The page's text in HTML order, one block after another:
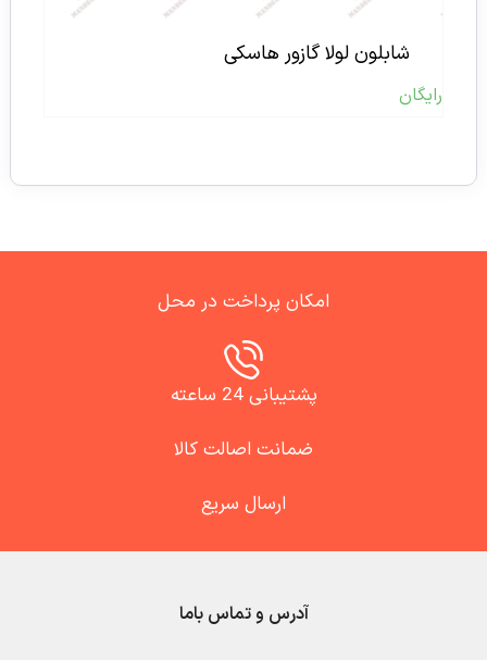
شابلون لولا گازور هاسکی
رایگان
امکان پرداخت در محل
پشتیبانی 24 ساعته
ضمانت اصالت کالا
ارسال سریع
آدرس و تماس باما